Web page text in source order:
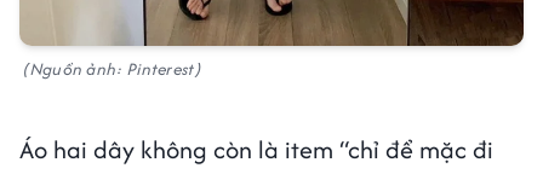
(Nguồn ảnh: Pinterest)
Áo hai dây không còn là item “chỉ để mặc đi